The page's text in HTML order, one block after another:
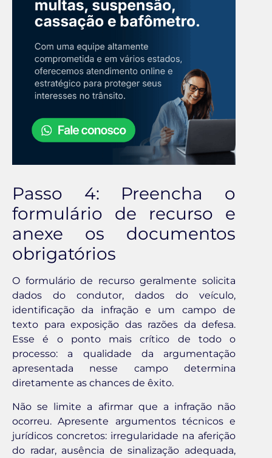
Passo 4: Preencha o
formulário de recurso e
anexe os documentos
obrigatórios
O formulário de recurso geralmente solicita
dados do condutor, dados do veículo,
identificação da infração e um campo de
texto para exposição das razões da defesa.
Esse é o ponto mais crítico de todo o
processo: a qualidade da argumentação
apresentada nesse campo determina
diretamente as chances de êxito.
Não se limite a afirmar que a infração não
ocorreu. Apresente argumentos técnicos e
jurídicos concretos: irregularidade na aferição
do radar, ausência de sinalização adequada,